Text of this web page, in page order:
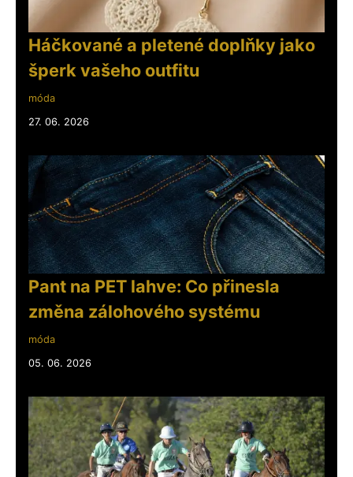
Háčkované a pletené doplňky jako
šperk vašeho outfitu
móda
27. 06. 2026
Pant na PET lahve: Co přinesla
změna zálohového systému
móda
05. 06. 2026